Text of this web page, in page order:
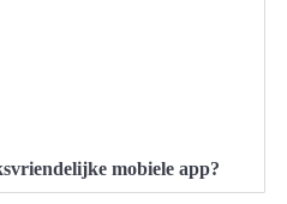
mobiele app?